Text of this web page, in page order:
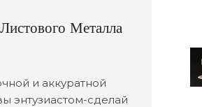
Металла
и аккуратной
энтузиастом-сделай